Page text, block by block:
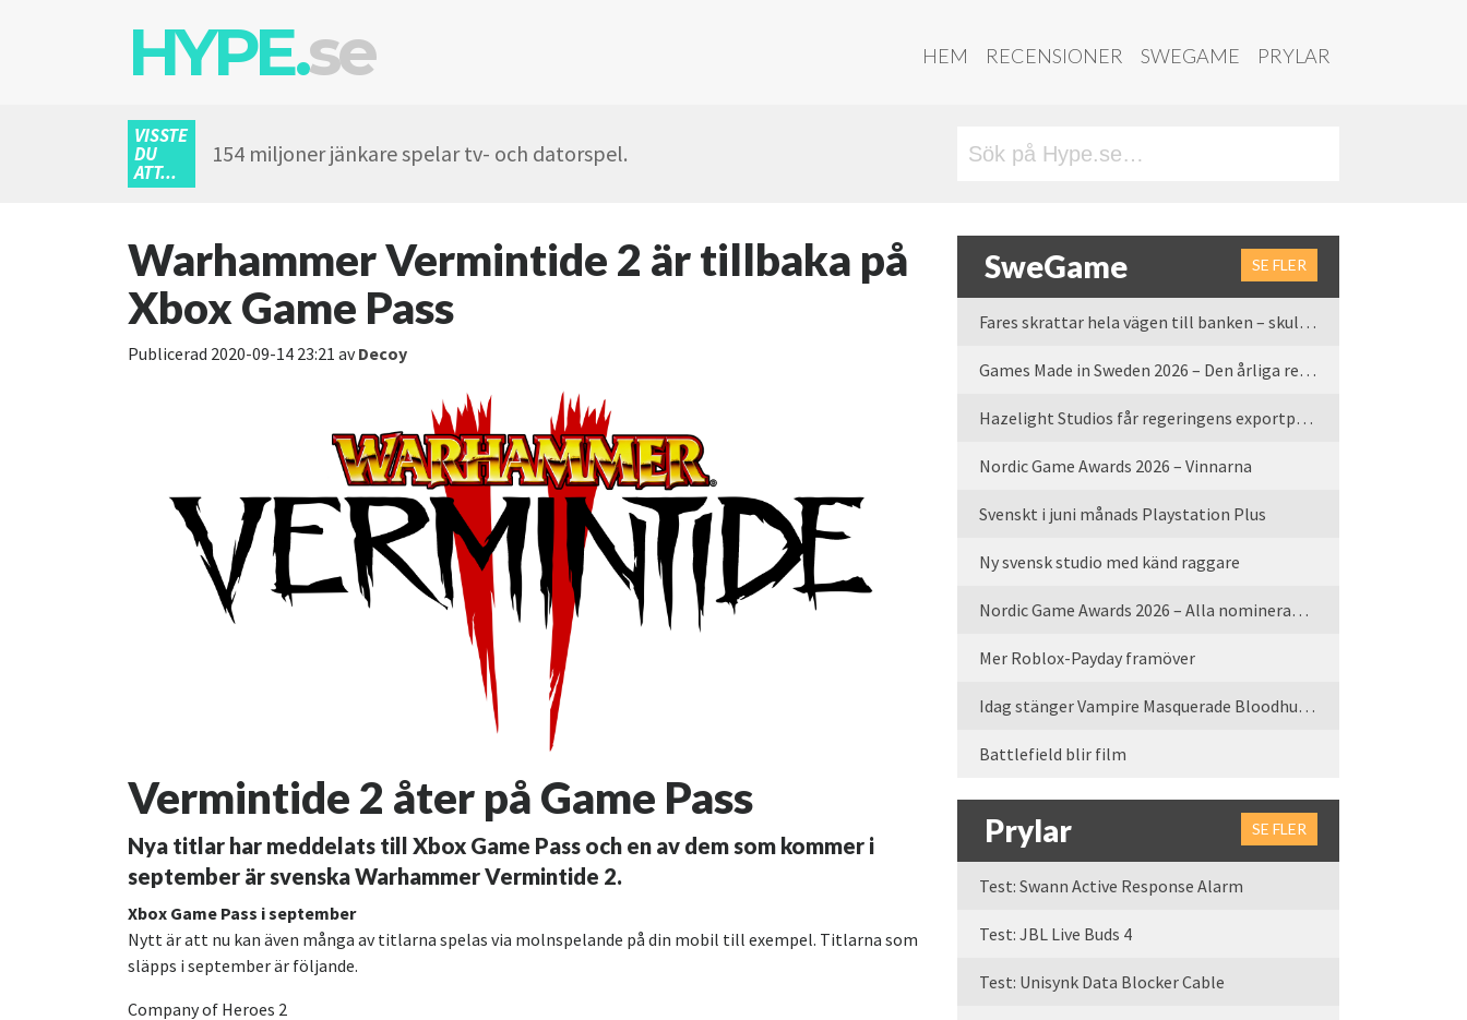
HYPE.se HEM RECENSIONER SWEGAME PRYLAR
VISSTE
DU
ATT...
154 miljoner jänkare spelar tv- och datorspel.
Warhammer Vermintide 2 är tillbaka på
Xbox Game Pass
Publicerad 2020-09-14 23:21 avDecoy
Vermintide 2 åter på Game Pass
Nya titlar har meddelats till Xbox Game Pass och en av dem som kommer i
september är svenska Warhammer Vermintide 2.
Xbox Game Pass i september
Nytt är att nu kan även många av titlarna spelas via molnspelande på din mobil till exempel. Titlarna som
släpps i september är följande.
Company of Heroes 2
SweGame SE FLER
Fares skrattar hela vägen till banken – skulle vi tro
Games Made in Sweden 2026 – Den årliga rean är tillbaka
Hazelight Studios får regeringens exportpris 2025
Nordic Game Awards 2026 – Vinnarna
Svenskt i juni månads Playstation Plus
Ny svensk studio med känd raggare
Nordic Game Awards 2026 – Alla nominerade spel
Mer Roblox-Payday framöver
Idag stänger Vampire Masquerade Bloodhunt servrarna
Battlefield blir film
Prylar SE FLER
Test: Swann Active Response Alarm
Test: JBL Live Buds 4
Test: Unisynk Data Blocker Cable